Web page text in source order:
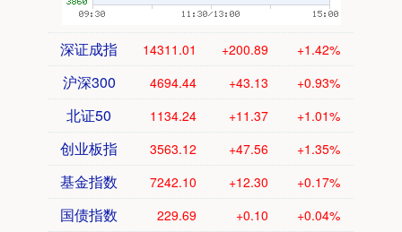
深证成指 14311.01 +200.89 +1.42%
沪深300 4694.44 +43.13 +0.93%
北证50 1134.24 +11.37 +1.01%
创业板指 3563.12 +47.56 +1.35%
基金指数 7242.10 +12.30 +0.17%
国债指数 229.69 +0.10 +0.04%